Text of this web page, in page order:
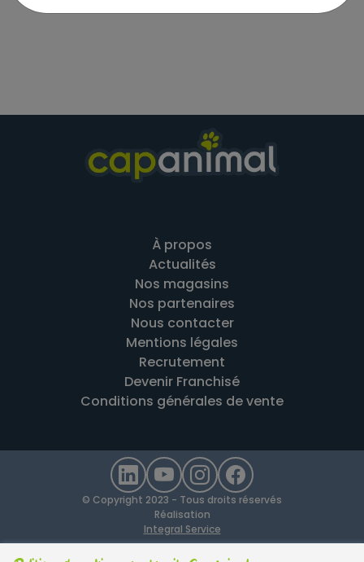
À propos
Actualités
Nos magasins
Nos partenaires
Nous contacter
Mentions légales
Recrutement
Devenir Franchisé
Conditions générales de vente
© Copyright 2023 - Tous droits réservés
Réalisation
Integral Service